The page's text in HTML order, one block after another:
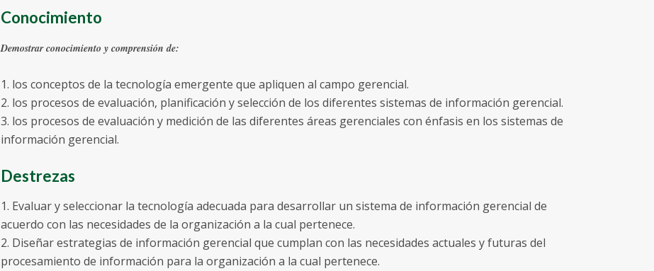
Conocimiento
Demostrar conocimiento y comprensión de:
1. los conceptos de la tecnología emergente que apliquen al campo gerencial.
2. los procesos de evaluación, planificación y selección de los diferentes sistemas de información gerencial.
3. los procesos de evaluación y medición de las diferentes áreas gerenciales con énfasis en los sistemas de
información gerencial.
Destrezas
1. Evaluar y seleccionar la tecnología adecuada para desarrollar un sistema de información gerencial de
acuerdo con las necesidades de la organización a la cual pertenece.
2. Diseñar estrategias de información gerencial que cumplan con las necesidades actuales y futuras del
procesamiento de información para la organización a la cual pertenece.